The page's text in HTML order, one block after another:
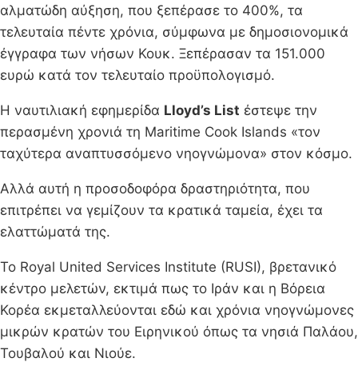
αλματώδη αύξηση, που ξεπέρασε το 400%, τα
τελευταία πέντε χρόνια, σύμφωνα με δημοσιονομικά
έγγραφα των νήσων Κουκ. Ξεπέρασαν τα 151.000
ευρώ κατά τον τελευταίο προϋπολογισμό.
Η ναυτιλιακή εφημερίδα Lloyd’s List έστεψε την
περασμένη χρονιά τη Maritime Cook Islands «τον
ταχύτερα αναπτυσσόμενο νηογνώμονα» στον κόσμο.
Αλλά αυτή η προσοδοφόρα δραστηριότητα, που
επιτρέπει να γεμίζουν τα κρατικά ταμεία, έχει τα
ελαττώματά της.
Το Royal United Services Institute (RUSI), βρετανικό
κέντρο μελετών, εκτιμά πως το Ιράν και η Βόρεια
Κορέα εκμεταλλεύονται εδώ και χρόνια νηογνώμονες
μικρών κρατών του Ειρηνικού όπως τα νησιά Παλάου,
Τουβαλού και Νιούε.